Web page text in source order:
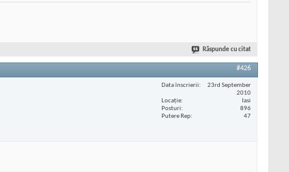
Răspunde cu citat
#426
Data înscrierii
23rd September
2010
Locaţie
Iasi
Posturi
896
Putere Rep
47